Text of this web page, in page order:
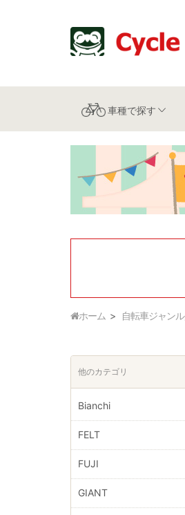
車種で探す
ホーム 自転車ジャン
他のカテゴリ
Bianchi
FELT
FUJI
GIANT